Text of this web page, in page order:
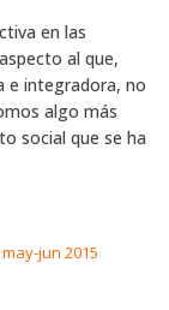
en las
al que,
e integradora, no
algo más
social que se ha
jun 2015